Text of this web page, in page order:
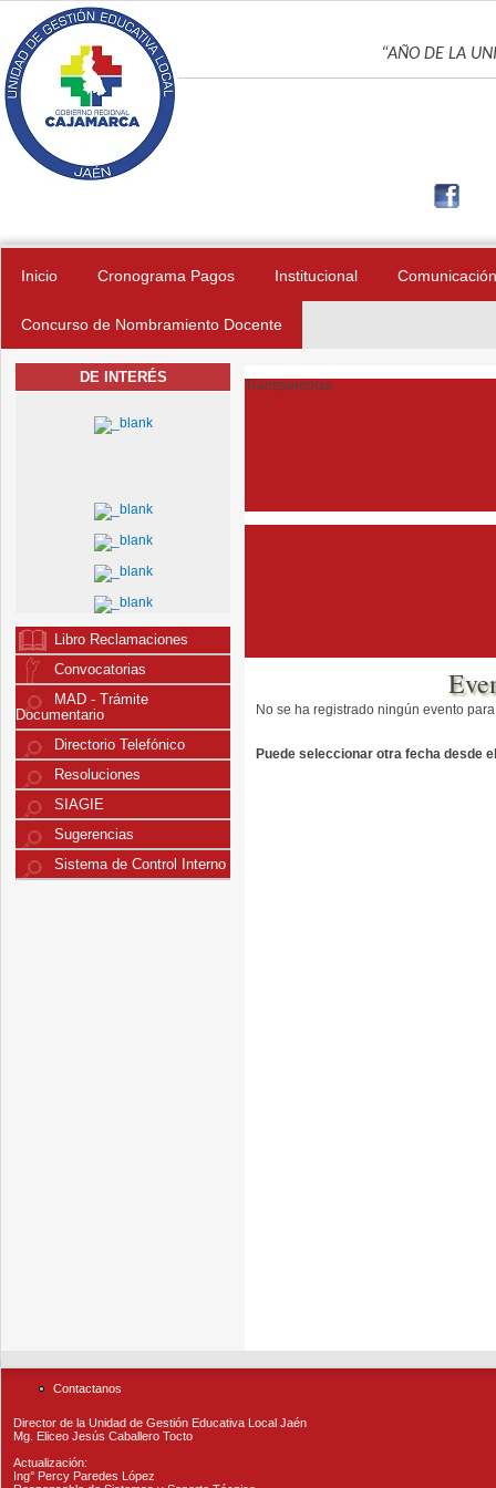
Pasar al contenido principal
“AÑO DE LA
Inicio Cronograma Pagos Institucional Comunicación
Concurso de Nombramiento Docente
DE INTERÉS
Libro Reclamaciones
Convocatorias
MAD - Trámite
Documentario
Directorio Telefónico
Resoluciones
SIAGIE
Sugerencias
Sistema de Control Interno
Transparencia
No se ha registrado ningún evento
Puede seleccionar otra fecha desde
Contactanos
Director de la Unidad de Gestión Educativa Local Jaén
Mg. Eliceo Jesús Caballero Tocto
Actualización:
Ing° Percy Paredes López